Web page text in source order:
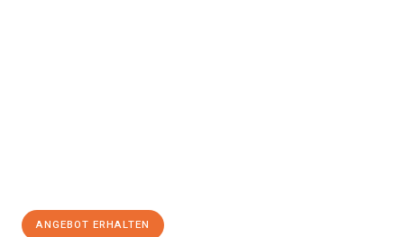
ANGEBOT ERHALTEN